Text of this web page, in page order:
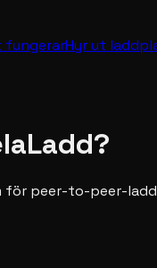
fungerarHyr ut
för peer-to-peer-